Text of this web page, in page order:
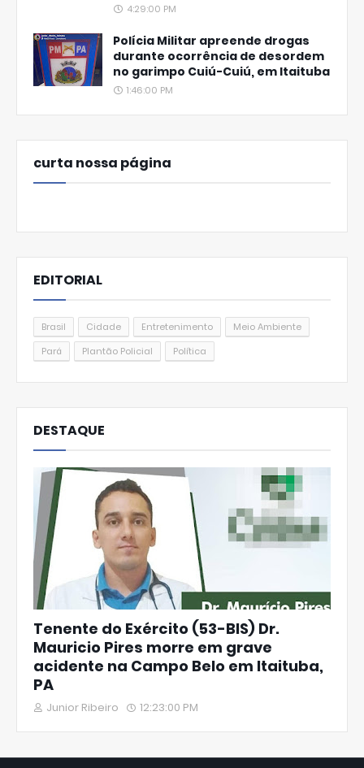
4:29:00 PM
Polícia Militar apreende drogas
durante ocorrência de desordem
no garimpo Cuiú-Cuiú, em Itaituba
1:46:00 PM
curta nossa página
EDITORIAL
Brasil Cidade Entretenimento
Meio Ambiente
Pará
Plantão Policial Política
DESTAQUE
Tenente do Exército (53-BIS) Dr.
Mauricio Pires morre em grave
acidente na Campo Belo em Itaituba,
PA
Junior Ribeiro 12:23:00 PM